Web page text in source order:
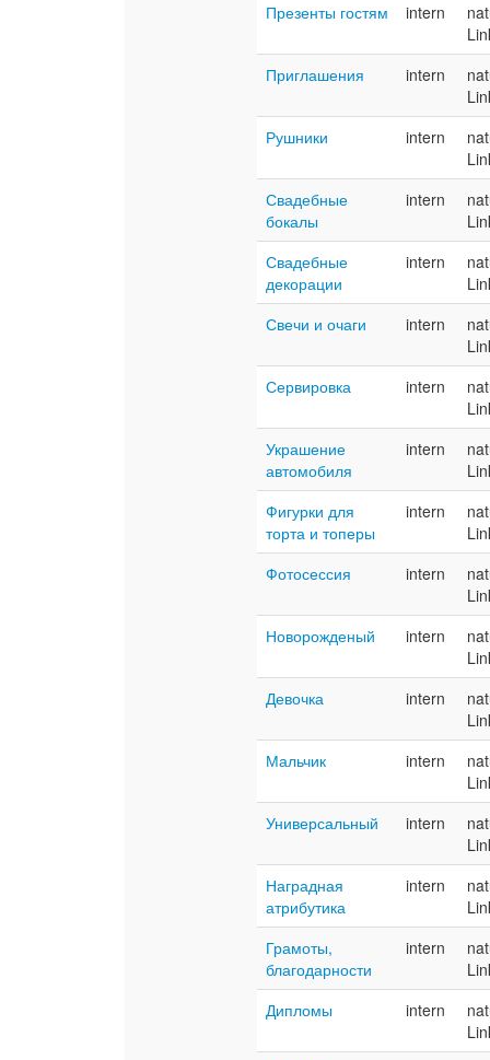
Презенты гостям
intern
Приглашения
intern
Рушники
intern
Свадебные
бокалы
intern
Свадебные
декорации
intern
Свечи и очаги
intern
Сервировка
intern
Украшение
автомобиля
intern
Фигурки для
торта и топеры
intern
Фотосессия
intern
Новорожденый
intern
Девочка
intern
Мальчик
intern
Универсальный
intern
Наградная
атрибутика
intern
Грамоты,
благодарности
intern
Дипломы
intern